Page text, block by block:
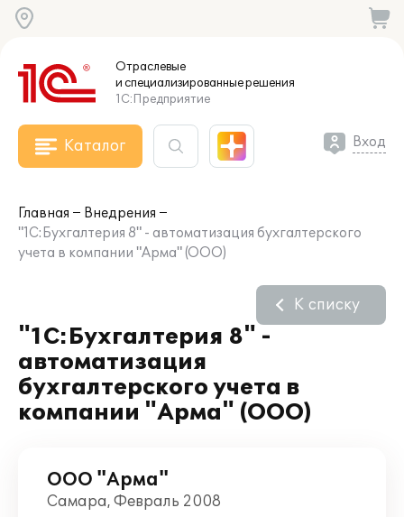
Отраслевые
и специализированныерешения
1С:Предприятие
Каталог Вход
Главная
Внедрения
"1С:Бухгалтерия 8" - автоматизация бухгалтерского
учета в компании "Арма" (ООО)
"1С:Бухгалтерия 8" -
автоматизация
бухгалтерского учета в
компании "Арма" (ООО)
К списку
ООО "Арма"
Самара, Февраль 2008